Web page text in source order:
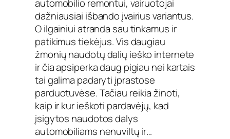
automobilio remontui, vairuotojai
dažniausiai išbando įvairius variantus.
O ilgainiui atranda sau tinkamus ir
patikimus tiekėjus. Vis daugiau
žmonių naudotų dalių ieško internete
ir čia apsiperka daug pigiau nei kartais
tai galima padaryti įprastose
parduotuvėse. Tačiau reikia žinoti,
kaip ir kur ieškoti pardavėjų, kad
įsigytos naudotos dalys
automobiliams nenuviltų ir…